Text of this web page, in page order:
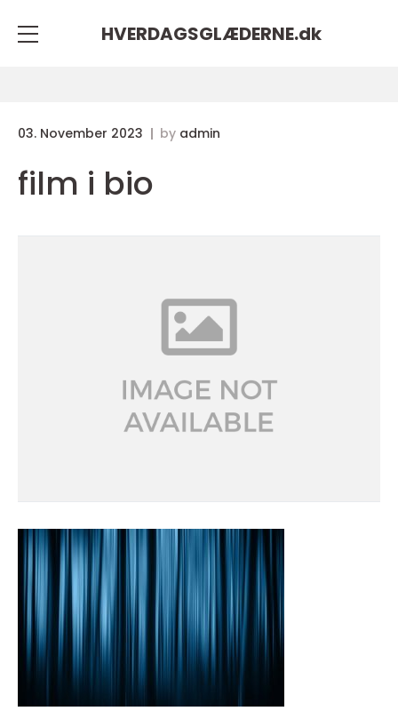
HVERDAGSGLÆDERNE.dk
03. November 2023 by admin
film i bio